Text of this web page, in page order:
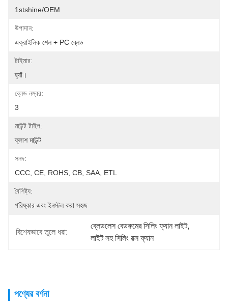
1stshine/OEM
উপাদান:
এক্রাইলিক শেল + PC ব্লেড
টাইমার:
হ্যাঁ।
ব্লেড নম্বর:
3
মাউন্ট টাইপ:
ফ্লাশ মাউন্ট
সনদ:
CCC, CE, ROHS, CB, SAA, ETL
বৈশিষ্ট্য:
পরিষ্কার এবং ইনস্টল করা সহজ
বিশেষভাবে তুলে ধরা:
ব্লেডলেস বেডরুমের সিলিং ফ্যান লাইট,
লাইট সহ সিলিং বক্স ফ্যান
পণ্যের বর্ণনা